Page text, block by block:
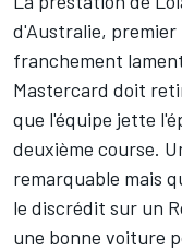
d'Australie, premier
franchement
Mastercard doit
que l'équipe jette
deuxième course.
remarquable mais
le discrédit sur un
une bonne voiture